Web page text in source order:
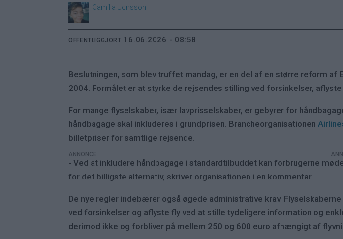
Camilla Jonsson
OFFENTLIGGJORT 16.06.2026 - 08:58
Beslutningen, som blev truffet mandag, er en del af en større reform
2004. Formålet er at styrke de rejsendes stilling ved forsinkelser,
For mange flyselskaber, især lavprisselskaber, er gebyrer for
håndbagage skal inkluderes i grundprisen. Brancheorganisationen
billetpriser for samtlige rejsende.
ANNONCE
- Ved at inkludere håndbagage i standardtilbuddet kan forbrugerne
for det billigste alternativ, skriver organisationen i en kommentar.
De nye regler indebærer også øgede administrative krav.
ved forsinkelser og aflyste fly ved at stille tydeligere information og
derimod ikke og forbliver på mellem 250 og 600 euro afhængigt af